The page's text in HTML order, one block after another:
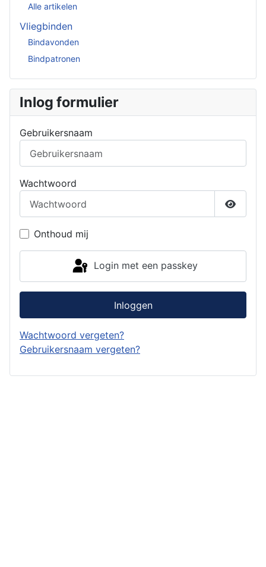
Alle artikelen
Vliegbinden
Bindavonden
Bindpatronen
Inlog formulier
Gebruikersnaam
Wachtwoord
Toon
Onthoud mij
Login met een passkey
Inloggen
Wachtwoord vergeten?
Gebruikersnaam vergeten?